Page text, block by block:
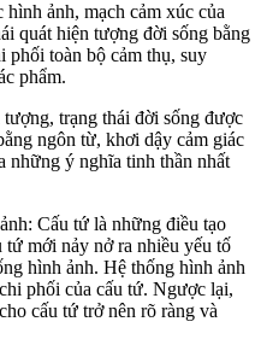
ảnh, mạch cảm xúc của
quát hiện tượng đời sống bằng
phối toàn bộ cảm thụ, suy
phẩm.
trạng thái đời sống được
ngôn từ, khơi dậy cảm giác
những ý nghĩa tinh thần nhất
Cấu tứ là những điều tạo
tứ mới nảy nở ra nhiều yếu tố
hình ảnh. Hệ thống hình ảnh
phối của cấu tứ. Ngược lại,
cấu tứ trở nên rõ ràng và